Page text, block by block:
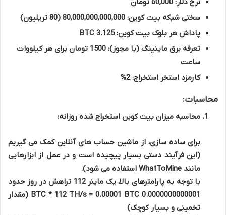
سختی شبکه بیت کوین:
پاداش هر بلوک بیت کوین:3.125 BTC
تعرفه برق ماینینگ (با مجوز):
1500 تومان برای هر کیلووات
ساعت
کارمزد استخر استخراج:2%
محاسبات:
محاسبه میزان بیت کوین استخراج شده روزانه:
برای ساده سازی، از ماشین حساب های آنلاین کمک می گیریم
(این فرآیند دستی بسیار پیچیده است و در عمل از ابزارهایی
مانند WhatToMine استفاده می شود).
با توجه به پارامترهای بالا، یک ماینر 112 تراهش در روز حدود
0.0000000000001 BTC * 112 TH/s = 0.00001 BTC (مقدار
تخمینی و بسیار کوچک)